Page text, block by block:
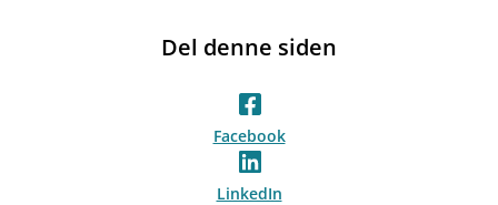
Del denne siden
Facebook
LinkedIn